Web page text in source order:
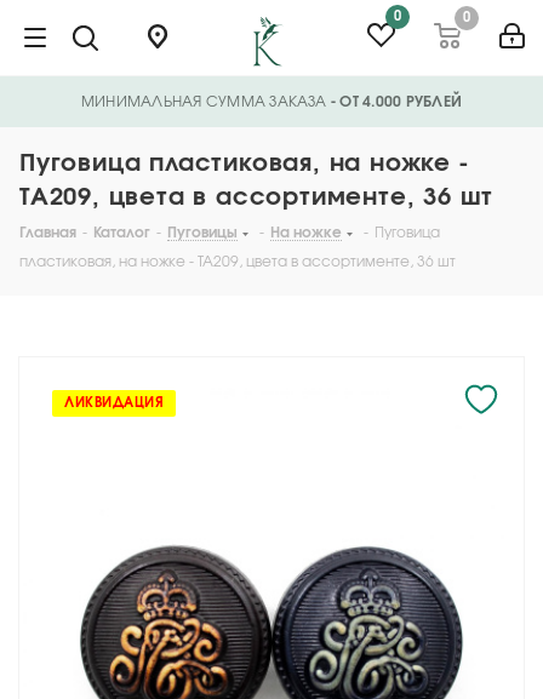
0 0
МИНИМАЛЬНАЯ СУММА ЗАКАЗА - ОТ 4.000 РУБЛЕЙ
Пуговица пластиковая, на ножке -
TA209, цвета в ассортименте, 36 шт
Главная - Каталог - Пуговицы - На ножке - Пуговица
пластиковая, на ножке - TA209, цвета в ассортименте, 36 шт
ЛИКВИДАЦИЯ